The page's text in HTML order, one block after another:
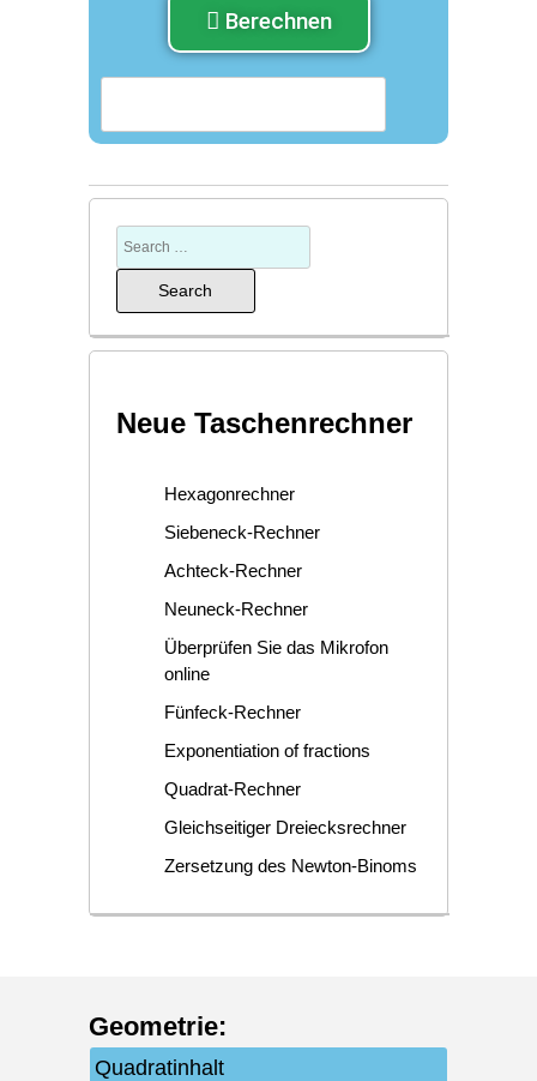
Berechnen
Neue Taschenrechner
Hexagonrechner
Siebeneck-Rechner
Achteck-Rechner
Neuneck-Rechner
Überprüfen Sie das Mikrofon
online
Fünfeck-Rechner
Exponentiation of fractions
Quadrat-Rechner
Gleichseitiger Dreiecksrechner
Zersetzung des Newton-Binoms
Geometrie:
Quadratinhalt